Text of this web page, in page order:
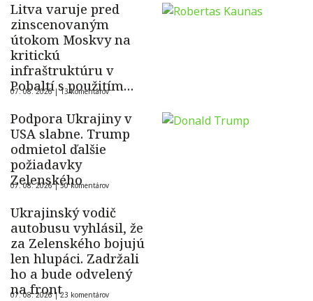
Litva varuje pred
zinscenovaným
útokom Moskvy na
kritickú
infraštruktúru v
Pobaltí s použitím
ukrajinského dronu
07. 08. 2026 |13 komentárov
Podpora Ukrajiny v
USA slabne. Trump
odmietol ďalšie
požiadavky
Zelenského
07. 08. 2026 |50 komentárov
Ukrajinský vodič
autobusu vyhlásil, že
za Zelenského bojujú
len hlupáci. Zadržali
ho a bude odvelený
na front
07. 08. 2026 |23 komentárov